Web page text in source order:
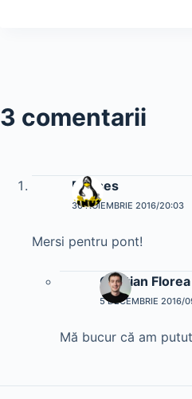
3 comentarii
Bobses
30 NOIEMBRIE 2016/20:03
Mersi pentru pont!
Cristian Florea
5 DECEMBRIE 2016/
Mă bucur că am